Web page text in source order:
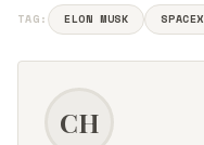
TAG: ELON MUSK SPACEX
CH